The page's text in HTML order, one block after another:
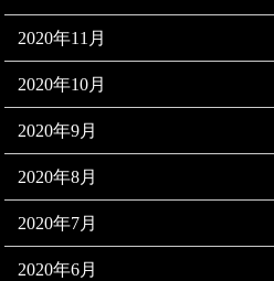
2020年11月
2020年10月
2020年9月
2020年8月
2020年7月
2020年6月